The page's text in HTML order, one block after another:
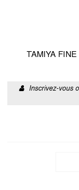
TAMIYA
Inscrivez-vous